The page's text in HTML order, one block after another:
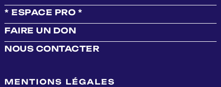
* ESPACE PRO *
FAIRE UN DON
NOUS CONTACTER
MENTIONS LÉGALES